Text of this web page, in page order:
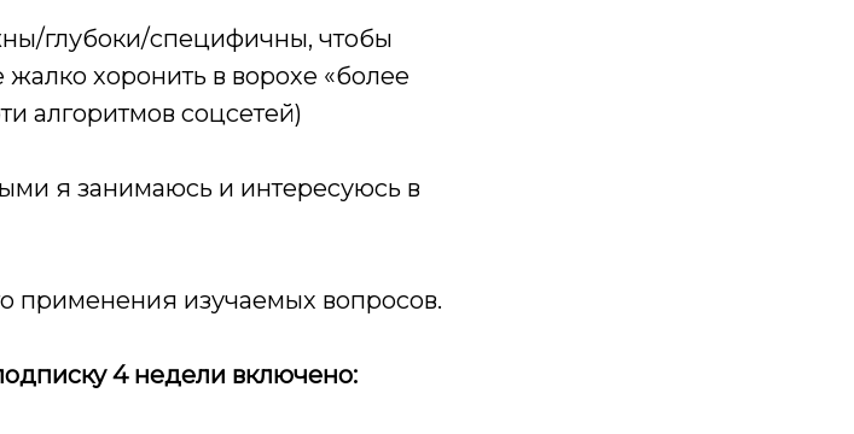
глубоки/специфичны, чтобы
жалко хоронить в ворохе «более
алгоритмов соцсетей)
я занимаюсь и интересуюсь в
применения изучаемых вопросов.
4 недели включено: